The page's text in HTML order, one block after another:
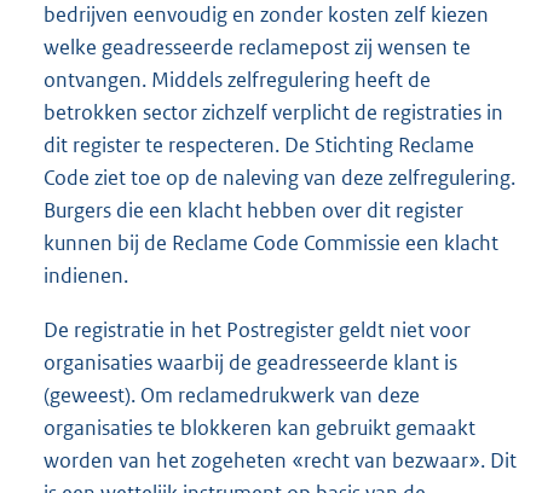
bedrijven eenvoudig en zonder kosten zelf kiezen
welke geadresseerde reclamepost zij wensen te
ontvangen. Middels zelfregulering heeft de
betrokken sector zichzelf verplicht de registraties in
dit register te respecteren. De Stichting Reclame
Code ziet toe op de naleving van deze zelfregulering.
Burgers die een klacht hebben over dit register
kunnen bij de Reclame Code Commissie een klacht
indienen.
De registratie in het Postregister geldt niet voor
organisaties waarbij de geadresseerde klant is
(geweest). Om reclamedrukwerk van deze
organisaties te blokkeren kan gebruikt gemaakt
worden van het zogeheten «recht van bezwaar». Dit